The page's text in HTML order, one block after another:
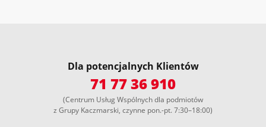
Dla potencjalnych Klientów
71 77 36 910
(Centrum Usług Wspólnych dla podmiotów
z Grupy Kaczmarski, czynne pon.-pt. 7:30–18:00)